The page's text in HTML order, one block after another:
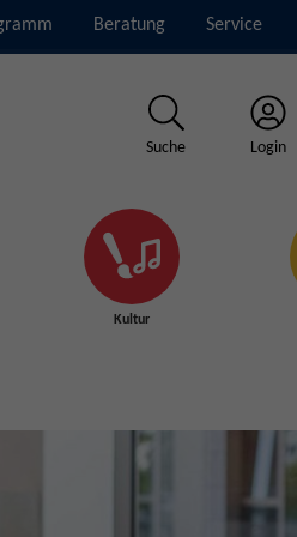
Beratung Service
Suche Login
Kultur